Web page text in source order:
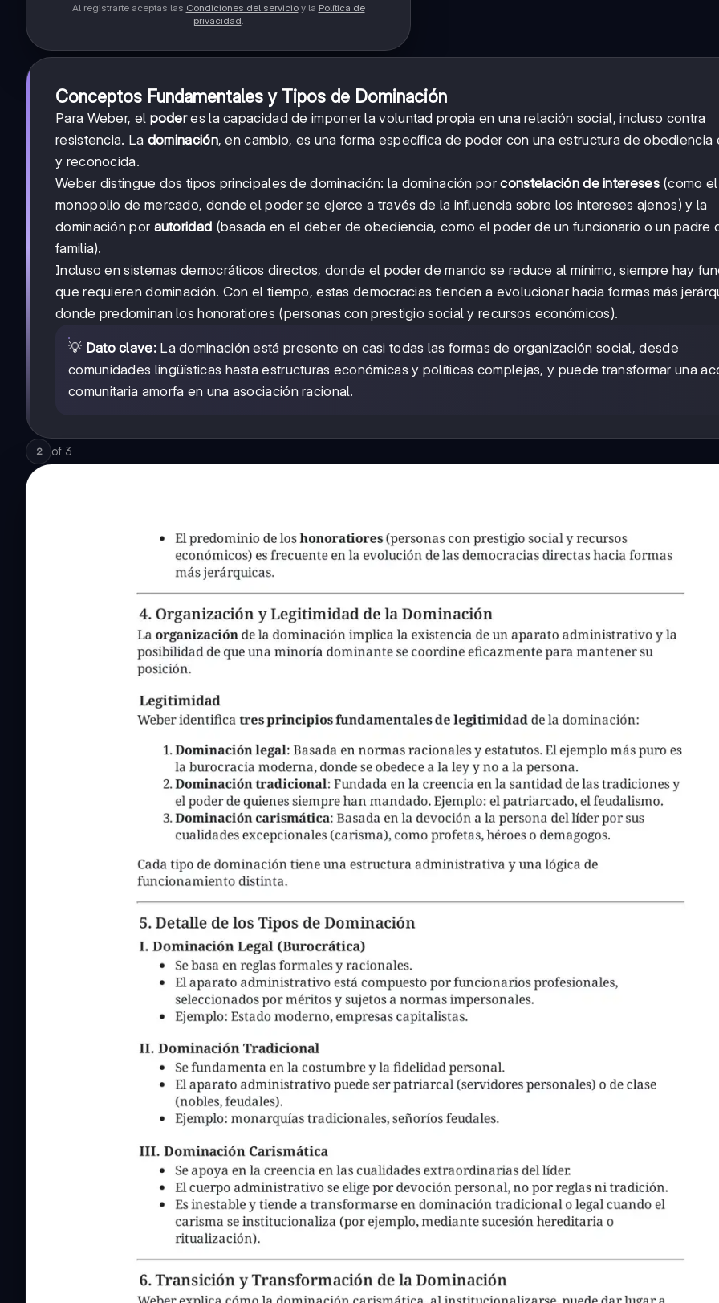
Al registrarte aceptas las Condiciones del servicioy la Política de
privacidad
Conceptos Fundamentales y Tipos de Dominación
Para Weber, el poderes la capacidad de imponer la voluntad propia en una relación social, incluso contra
resistencia. La dominación, en cambio, es una forma específica de poder con una estructura de obediencia
y reconocida.
Weber distingue dos tipos principales de dominación: la dominación porconstelación de intereses(como el
monopolio de mercado, donde el poder se ejerce a través de la influencia sobre los intereses ajenos) y la
dominación por autoridad (basada en el deber de obediencia, como el poder de un funcionario o un padre
familia).
Incluso en sistemas democráticos directos, donde el poder de mando se reduce al mínimo, siempre hay
que requieren dominación. Con el tiempo, estas democracias tienden a evolucionar hacia formas más
donde predominan los honoratiores (personas con prestigio social y recursos económicos).
💡 Dato clave:La dominación está presente en casi todas las formas de organización social, desde
comunidades lingüísticas hasta estructuras económicas y políticas complejas, y puede transformar una
comunitaria amorfa en una asociación racional.
2 of 3